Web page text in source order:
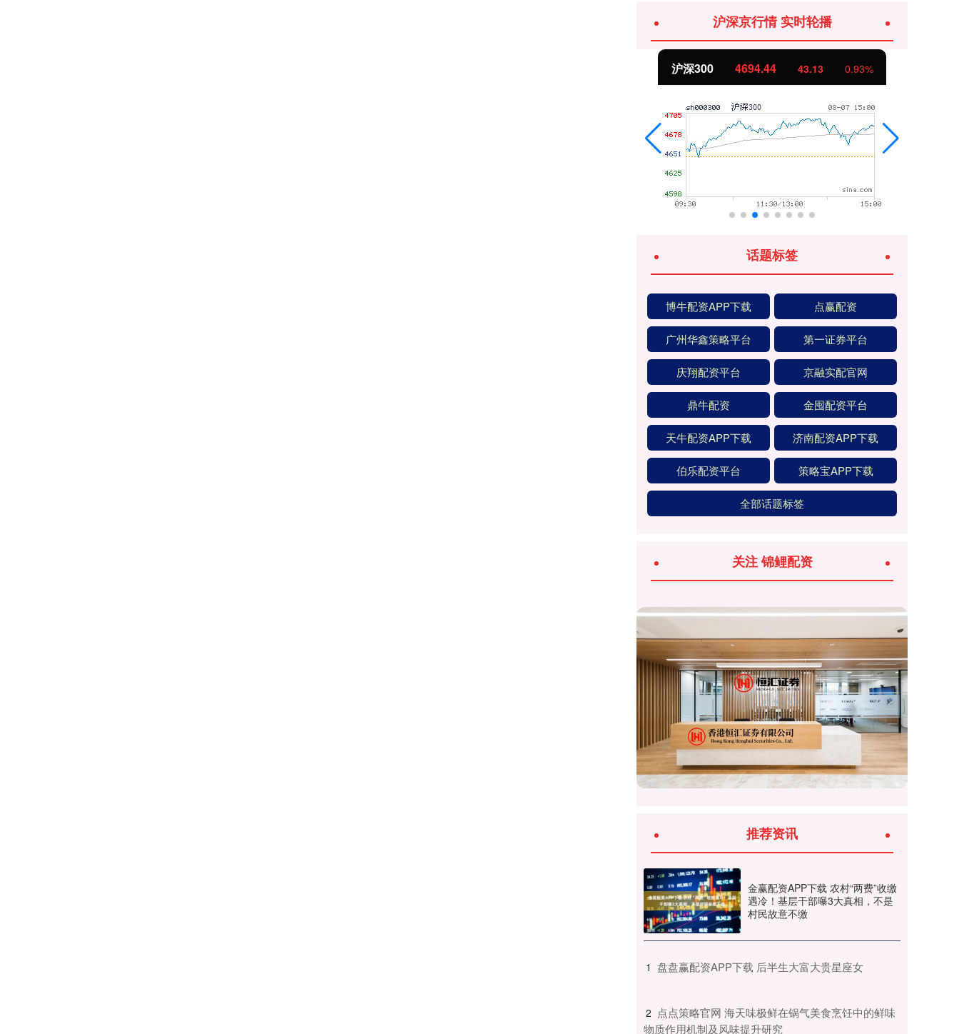
沪深京行情 实时轮播
沪深300 4694.44 43.13 0.93%
话题标签
博牛配资APP下载 点赢配资
广州华鑫策略平台 第一证券平台
庆翔配资平台 京融实配官网
鼎牛配资 金囤配资平台
天牛配资APP下载 济南配资APP下载
伯乐配资平台 策略宝APP下载
全部话题标签
关注 锦鲤配资
推荐资讯
金赢配资APP下载 农村“两费”收缴
遇冷！基层干部曝3大真相，不是
村民故意不缴
1 ​盘盘赢配资APP下载 后半生大富大贵星座女
2 ​点点策略官网 海天味极鲜在锅气美食烹饪中的鲜味
物质作用机制及风味提升研究